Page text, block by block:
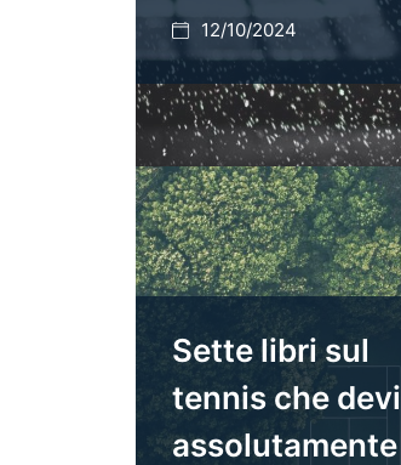
12/10/2024
Sette libri sul
tennis che devi
assolutamente